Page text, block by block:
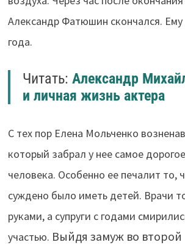
Александр Фатюшин скончался. Ему
года.
Читать: Александр
и личная жизнь актера
С тех пор Елена Мольченко
который забрал у нее самое
человека. Особенно ее печалит то,
суждено было иметь детей. Врачи
руками, а супруги с годами
участью. Выйдя замуж во второй